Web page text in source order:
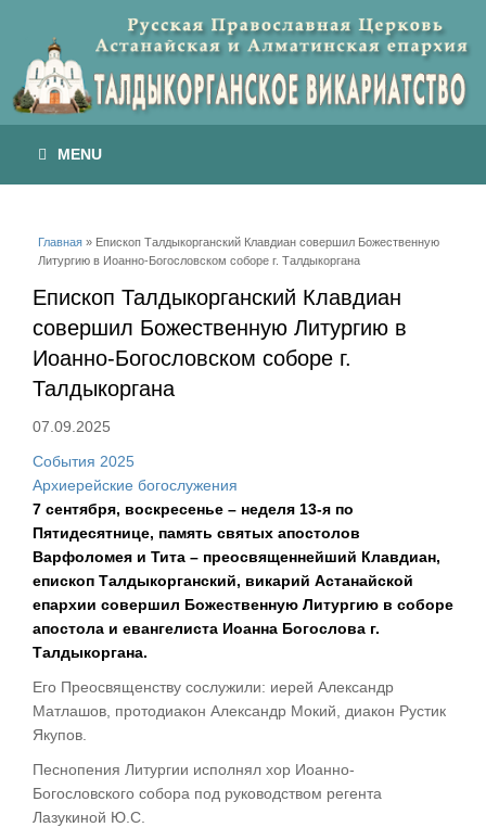
MENU
Вы здесь
Главная » Епископ Талдыкорганский Клавдиан совершил Божественную
Литургию в Иоанно-Богословском соборе г. Талдыкоргана
Епископ Талдыкорганский Клавдиан
совершил Божественную Литургию в
Иоанно-Богословском соборе г.
Талдыкоргана
07.09.2025
События 2025
Архиерейские богослужения
7 сентября, воскресенье – неделя 13-я по
Пятидесятнице, память святых апостолов
Варфоломея и Тита – преосвященнейший Клавдиан,
епископ Талдыкорганский, викарий Астанайской
епархии совершил Божественную Литургию в соборе
апостола и евангелиста Иоанна Богослова г.
Талдыкоргана.
Его Преосвященству сослужили: иерей Александр
Матлашов, протодиакон Александр Мокий, диакон Рустик
Якупов.
Песнопения Литургии исполнял хор Иоанно-
Богословского собора под руководством регента
Лазукиной Ю.С.